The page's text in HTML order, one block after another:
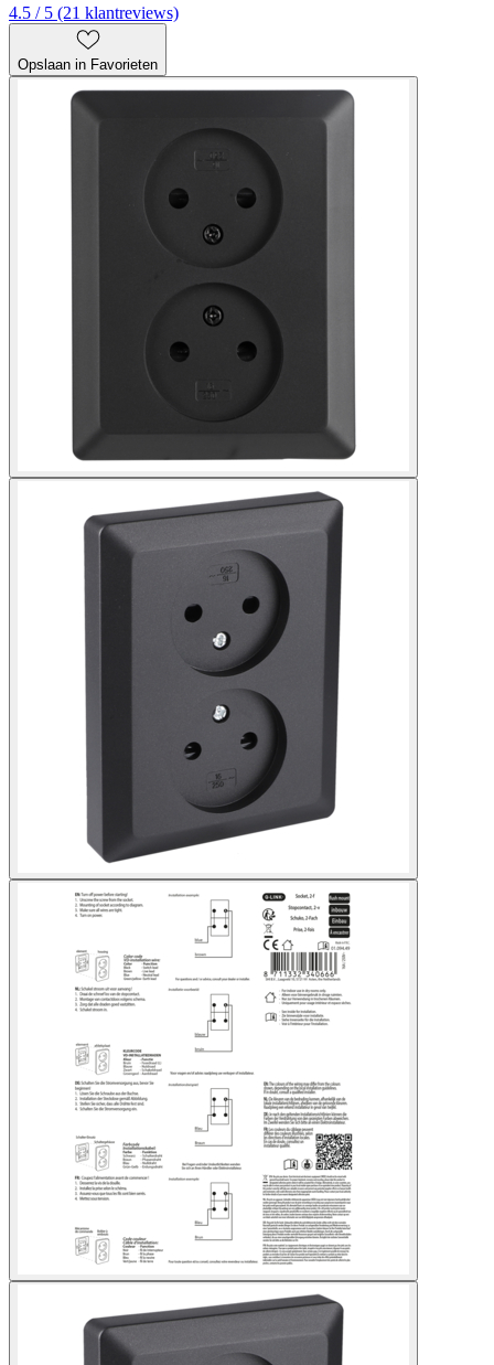
4.5 / 5 (21 klantreviews)
Opslaan in Favorieten